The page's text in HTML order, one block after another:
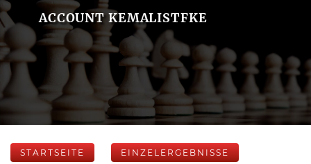
ACCOUNT KEMALISTFKE
STARTSEITE EINZELERGEBNISSE